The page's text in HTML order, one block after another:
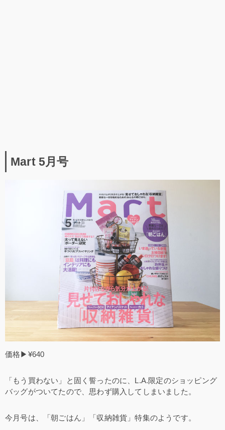
Mart 5月号
価格▶¥640
「もう買わない」と固く誓ったのに、L.A.限定のショッピング
バッグがついてたので、思わず購入してしまいました。
今月号は、「朝ごはん」「収納雑貨」特集のようです。